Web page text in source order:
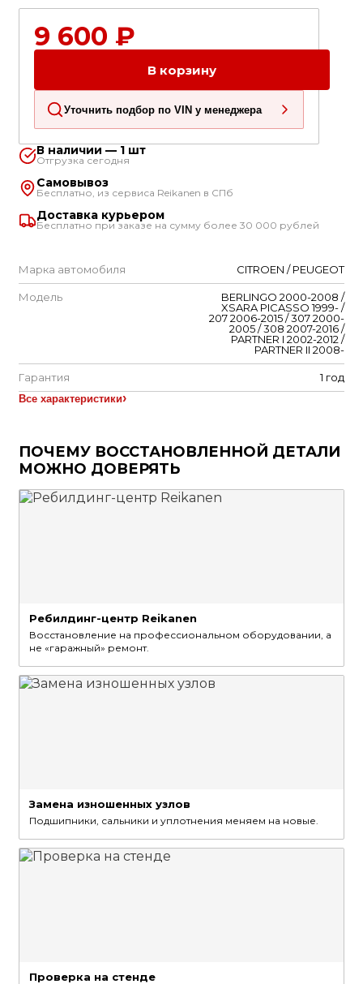
Марка автомобиля CITROEN / PEUGEOT
Модель
BERLINGO 2000-2008 /
XSARA PICASSO 1999- /
207 2006-2015 / 307 2000-
2005 / 308 2007-2016 /
PARTNER I 2002-2012 /
PARTNER II 2008-
Гарантия 1 год
Все характеристики
9 600 ₽
В корзину
Уточнить подбор по VIN у менеджера
В наличии — 1 шт
Отгрузка сегодня
Самовывоз
Бесплатно, из сервиса Reikanen в СПб
Доставка курьером
Бесплатно при заказе на сумму более 30 000 рублей
ПОЧЕМУ ВОССТАНОВЛЕННОЙ ДЕТАЛИ
МОЖНО ДОВЕРЯТЬ
Ребилдинг-центр Reikanen
Восстановление на профессиональном оборудовании, а
не «гаражный» ремонт.
Замена изношенных узлов
Подшипники, сальники и уплотнения меняем на новые.
Проверка на стенде